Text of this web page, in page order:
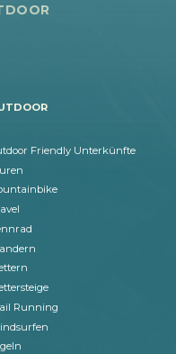
Friendly Unterkünfte
Running